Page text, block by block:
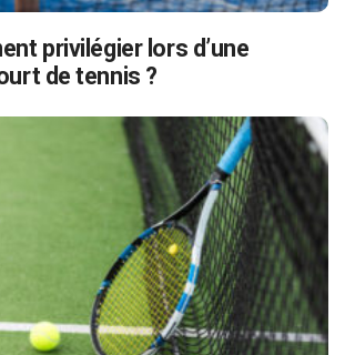
privilégier lors d’une
de tennis ?